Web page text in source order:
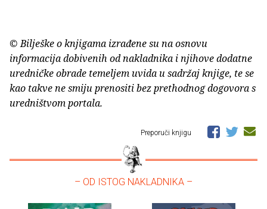
© Bilješke o knjigama izrađene su na osnovu
informacija dobivenih od nakladnika i njihove dodatne
uredničke obrade temeljem uvida u sadržaj knjige, te se
kao takve ne smiju prenositi bez prethodnog dogovora s
uredništvom portala.
Preporuči knjigu
– OD ISTOG NAKLADNIKA –